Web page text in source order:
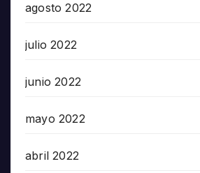
agosto 2022
julio 2022
junio 2022
mayo 2022
abril 2022